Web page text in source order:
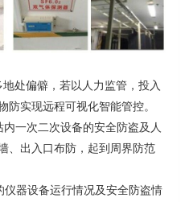
地处偏僻，若以人力监管，投入
防实现远程可视化智能管控。
内一次二次设备的安全防盗及人
、出入口布防，起到周界防范
仪器设备运行情况及安全防盗情